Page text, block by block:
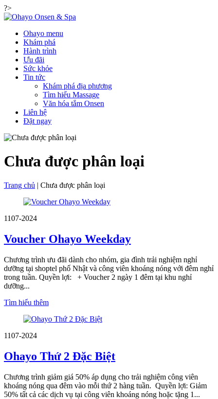
?>
Ohayo menu
Khám phá
Hành trình
Ưu đãi
Sức khỏe
Tin tức
Khám phá địa phương
Tìm hiểu Massage
Văn hóa tắm Onsen
Liên hệ
Đặt ngay
Chưa được phân loại
Trang chủ | Chưa được phân loại
1107-2024
Voucher Ohayo Weekday
Chương trình ưu đãi dành cho nhóm, gia đình trải nghiệm nghỉ
dưỡng tại shoptel phố Nhật và công viên khoáng nóng với đêm nghỉ
trong tuần. Quyền lợi: + Voucher 2 ngày 1 đêm tại khu nghỉ
dưỡng...
Tìm hiểu thêm
1107-2024
Ohayo Thứ 2 Đặc Biệt
Chương trình giảm giá 50% áp dụng cho trải nghiệm công viên
khoáng nóng qua đêm vào mỗi thứ 2 hàng tuần. Quyền lợi: Giảm
50% tất cả các dịch vụ tại công viên khoáng nóng hoặc tặng 1...